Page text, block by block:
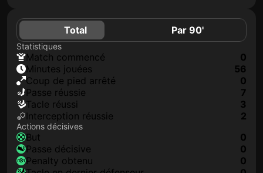
Total Par 90'
Statistiques
match commencé
0
minutes jouées
56
coup de pied arrêté
0
Passe réussie
7
tacle réussi
3
interception réussie
2
Actions décisives
but
0
passe décisive
0
penalty obtenu
0